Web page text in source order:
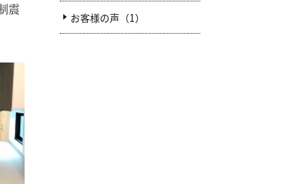
震
お客様の声（1）